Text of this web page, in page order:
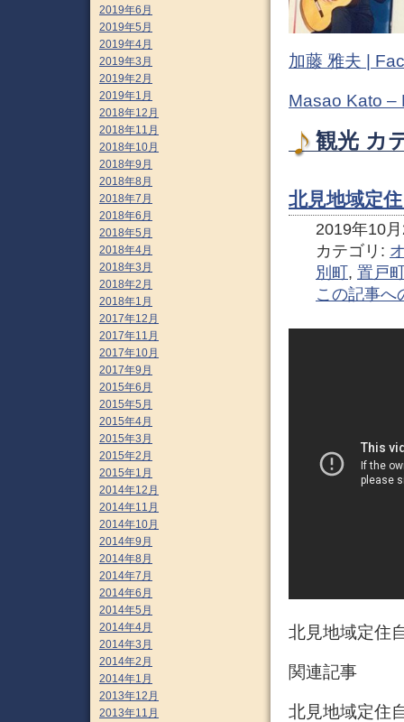
加藤 雅夫 |
Masao Kato –
観光 カ
北見地域定
2019年10
カテゴリ:
別町 , 置戸
この記事へ
北見地域定住
関連記事
北見地域定住
2019年6月
2019年5月
2019年4月
2019年3月
2019年2月
2019年1月
2018年12月
2018年11月
2018年10月
2018年9月
2018年8月
2018年7月
2018年6月
2018年5月
2018年4月
2018年3月
2018年2月
2018年1月
2017年12月
2017年11月
2017年10月
2017年9月
2015年6月
2015年5月
2015年4月
2015年3月
2015年2月
2015年1月
2014年12月
2014年11月
2014年10月
2014年9月
2014年8月
2014年7月
2014年6月
2014年5月
2014年4月
2014年3月
2014年2月
2014年1月
2013年12月
2013年11月